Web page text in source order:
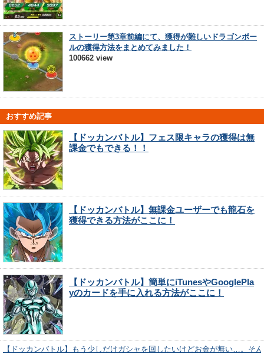
ストーリー第3章前編にて、獲得が難しいドラゴンボー
ルの獲得方法をまとめてみました！
100662 view
おすすめ記事
【ドッカンバトル】フェス限キャラの獲得は無
課金でもできる！！
【ドッカンバトル】無課金ユーザーでも龍石を
獲得できる方法がここに！
【ドッカンバトル】簡単にiTunesやGooglePla
yのカードを手に入れる方法がここに！
【ドッカンバトル】もう少しだけガシャを回したいけどお金が無い…。そ